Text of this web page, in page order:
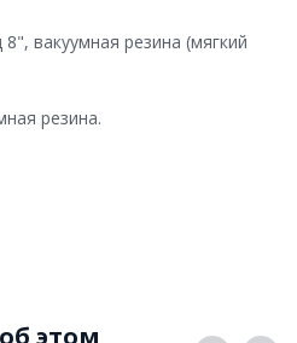
вакуумная резина (мягкий
резина.
этом